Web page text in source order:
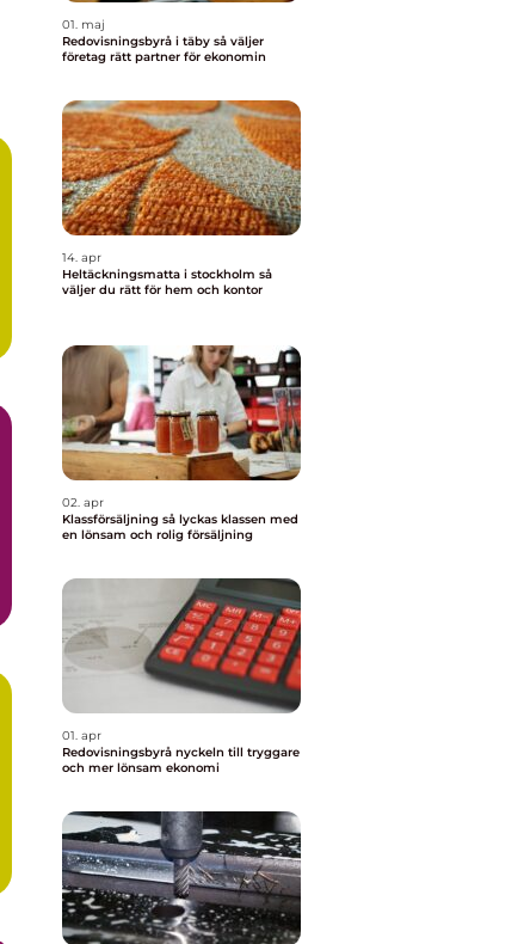
01. maj
Redovisningsbyrå i täby så väljer
företag rätt partner för ekonomin
14. apr
Heltäckningsmatta i stockholm så
väljer du rätt för hem och kontor
02. apr
Klassförsäljning så lyckas klassen med
en lönsam och rolig försäljning
01. apr
Redovisningsbyrå nyckeln till tryggare
och mer lönsam ekonomi